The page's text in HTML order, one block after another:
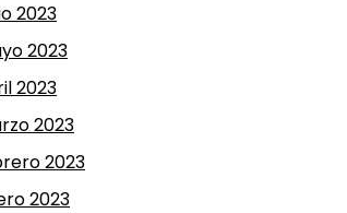
2023
2023
2023
2023
2023
2023